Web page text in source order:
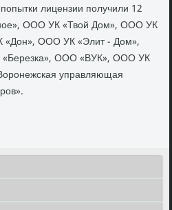
лицензии получили 12
ООО УК «Твοй Дом», ООО УК
ООО УК «Элит - Дом»,
ООО «ВУК», ООО УК
управляющая